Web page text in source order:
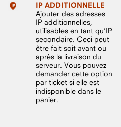
IP ADDITIONNELLE
Ajouter des adresses
IP additionnelles,
utilisables en tant qu’IP
secondaire. Ceci peut
être fait soit avant ou
après la livraison du
serveur. Vous pouvez
demander cette option
par ticket si elle est
indisponible dans le
panier.